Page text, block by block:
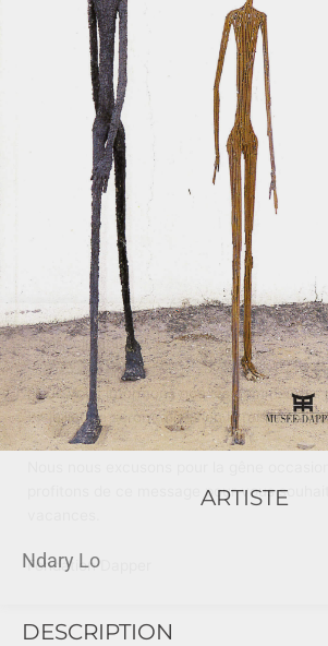
ARTISTE
Ndary Lo
DESCRIPTION
Chers clients,
Nous vous informons que les commandes
27 juillet ne seront mises en livraison qu’à
profitons de ce message pour vous
Fondation Dapper